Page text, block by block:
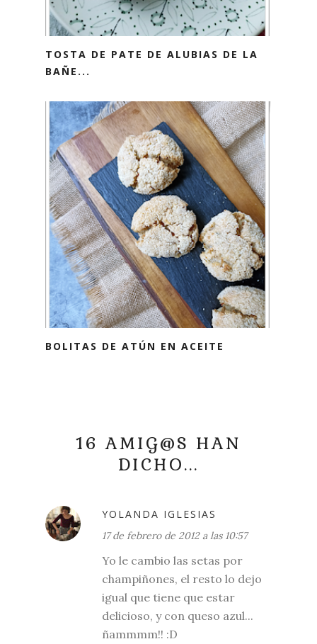
TOSTA DE PATE DE ALUBIAS DE LA
BAÑE...
BOLITAS DE ATÚN EN ACEITE
16 AMIG@S HAN
DICHO...
YOLANDA IGLESIAS
17 de febrero de 2012 a las 10:57
Yo le cambio las setas por
champiñones, el resto lo dejo
igual que tiene que estar
delicioso, y con queso azul...
ñammmm!! :D